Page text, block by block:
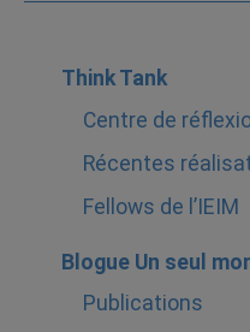
Think Tank
Centre de
Récentes
Fellows de l’IEIM
Blogue Un seul
Publications